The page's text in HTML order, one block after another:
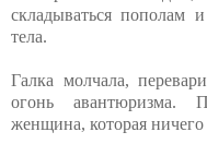
складываться пополам
тела.
Галка молчала,
огонь авантюризма.
женщина, которая ничего